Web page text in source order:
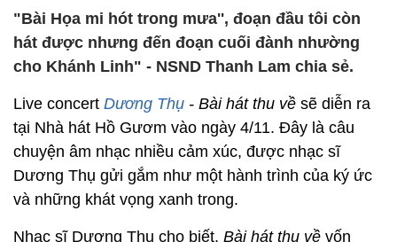
"Bài Họa mi hót trong mưa'', đoạn đầu tôi còn
hát được nhưng đến đoạn cuối đành nhường
cho Khánh Linh" - NSND Thanh Lam chia sẻ.
Live concert Dương Thụ - Bài hát thu về sẽ diễn ra
tại Nhà hát Hồ Gươm vào ngày 4/11. Đây là câu
chuyện âm nhạc nhiều cảm xúc, được nhạc sĩ
Dương Thụ gửi gắm như một hành trình của ký ức
và những khát vọng xanh trong.
Nhạc sĩ Dương Thụ cho biết, Bài hát thu về vốn